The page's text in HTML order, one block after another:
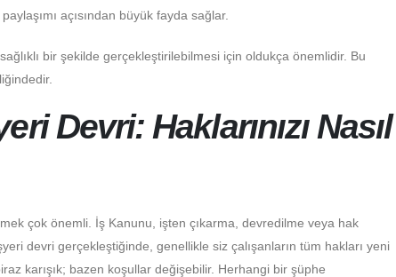
açısından büyük fayda sağlar.
bir şekilde gerçekleştirilebilmesi için oldukça önemlidir. Bu
Devri: Haklarınızı Nasıl
çok önemli. İş Kanunu, işten çıkarma, devredilme veya hak
devri gerçekleştiğinde, genellikle siz çalışanların tüm hakları yeni
karışık; bazen koşullar değişebilir. Herhangi bir şüphe